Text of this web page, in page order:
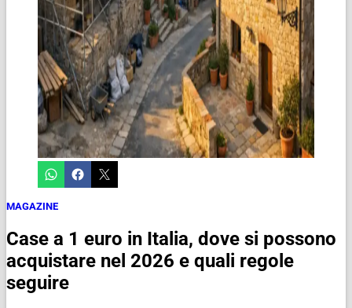
MAGAZINE
Case a 1 euro in Italia, dove si possono
acquistare nel 2026 e quali regole
seguire